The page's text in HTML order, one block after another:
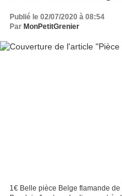
Publié le 02/07/2020 à 08:54
Par MonPetitGrenier
1€ Belle pièce Belge flamande